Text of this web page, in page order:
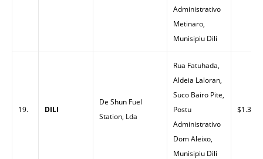
Administrativo
Metinaro,
Munisipiu Dili
19. DILI
De Shun Fuel
Station, Lda
Rua Fatuhada,
Aldeia Laloran,
Suco Bairo Pite,
Postu
Administrativo
Dom Aleixo,
Munisipiu Dili
$1.33